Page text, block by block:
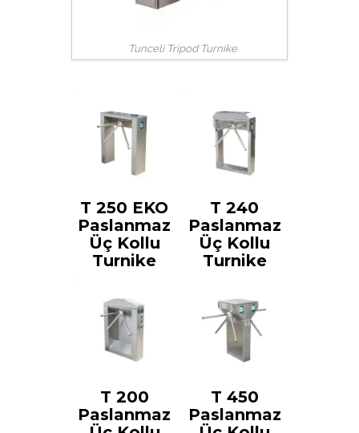
Tunceli Tripod Turnike
T 250 EKO
Paslanmaz
Üç Kollu
Turnike
T 240
Paslanmaz
Üç Kollu
Turnike
T 200
Paslanmaz
T 450
Paslanmaz